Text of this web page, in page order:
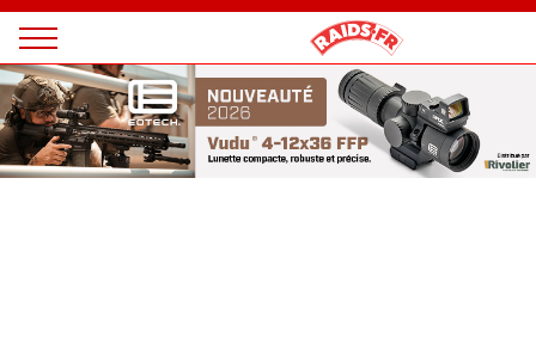
Magazine
Raids
Panneau de gestion des cookies